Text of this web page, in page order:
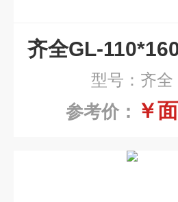
型号：齐全
参考价： ￥